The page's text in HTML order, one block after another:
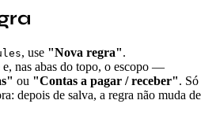
, use "Nova regra".
e, nas abas do topo, o escopo —
ou "Contas a pagar / receber". Só
depois de salva, a regra não muda de